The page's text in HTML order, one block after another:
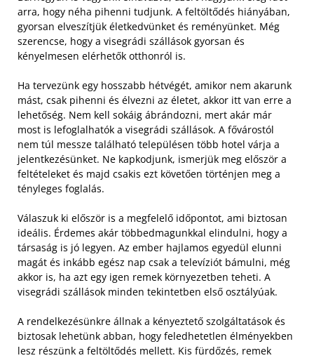
arra, hogy néha pihenni tudjunk. A feltöltődés hiányában,
gyorsan elveszítjük életkedvünket és reményünket. Még
szerencse, hogy a visegrádi szállások gyorsan és
kényelmesen elérhetők otthonról is.
Ha tervezünk egy hosszabb hétvégét, amikor nem akarunk
mást, csak pihenni és élvezni az életet, akkor itt van erre a
lehetőség. Nem kell sokáig ábrándozni, mert akár már
most is lefoglalhatók a visegrádi szállások. A fővárostól
nem túl messze található településen több hotel várja a
jelentkezésünket. Ne kapkodjunk, ismerjük meg először a
feltételeket és majd csakis ezt követően történjen meg a
tényleges foglalás.
Válaszuk ki először is a megfelelő időpontot, ami biztosan
ideális. Érdemes akár többedmagunkkal elindulni, hogy a
társaság is jó legyen. Az ember hajlamos egyedül elunni
magát és inkább egész nap csak a televíziót bámulni, még
akkor is, ha azt egy igen remek környezetben teheti. A
visegrádi szállások minden tekintetben első osztályúak.
A rendelkezésünkre állnak a kényeztető szolgáltatások és
biztosak lehetünk abban, hogy feledhetetlen élményekben
lesz részünk a feltöltődés mellett. Kis fürdőzés, remek